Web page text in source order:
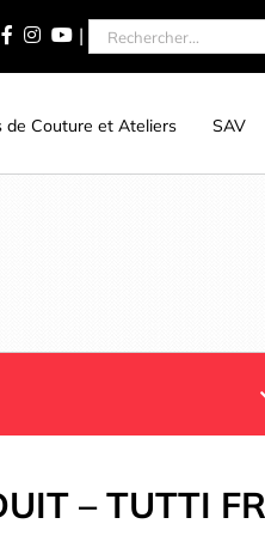
| Rechercher
de Couture et Ateliers SAV
– TUTTI